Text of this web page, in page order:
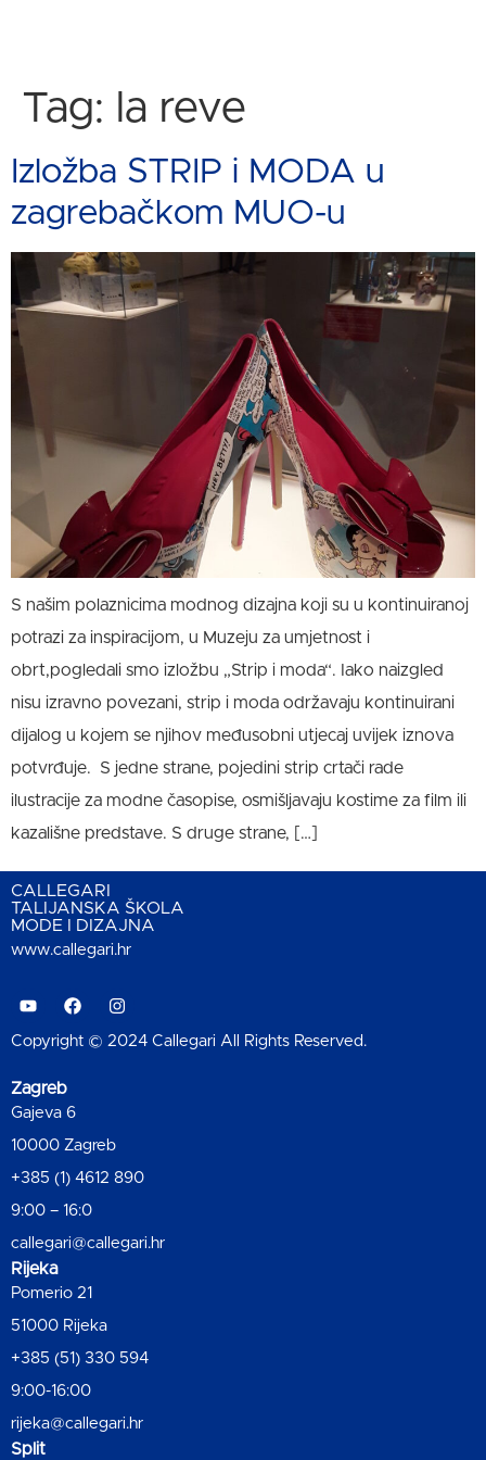
Tag: la reve
Izložba STRIP i MODA u
zagrebačkom MUO-u
S našim polaznicima modnog dizajna koji su u kontinuiranoj
potrazi za inspiracijom, u Muzeju za umjetnost i
obrt,pogledali smo izložbu „Strip i moda“. Iako naizgled
nisu izravno povezani, strip i moda održavaju kontinuirani
dijalog u kojem se njihov međusobni utjecaj uvijek iznova
potvrđuje. S jedne strane, pojedini strip crtači rade
ilustracije za modne časopise, osmišljavaju kostime za film ili
kazališne predstave. S druge strane, […]
CALLEGARI
TALIJANSKA ŠKOLA
MODE I DIZAJNA
www.callegari.hr
Copyright © 2024 Callegari All Rights Reserved.
Zagreb
Gajeva 6
10000 Zagreb
+385 (1) 4612 890
9:00 – 16:0
callegari@callegari.hr
Rijeka
Pomerio 21
51000 Rijeka
+385 (51) 330 594
9:00-16:00
rijeka@callegari.hr
Split